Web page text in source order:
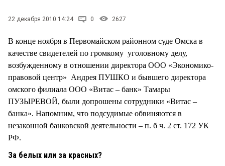
22 декабря 2010 14:24 0 2627
В конце ноября в Первомайском районном суде Омска в
качестве свидетелей по громкому уголовному делу,
возбужденному в отношении директора ООО «Экономико-
правовой центр» Андрея ПУШКО и бывшего директора
омского филиала ООО «Витас – банк» Тамары
ПУЗЫРЕВОЙ, были допрошены сотрудники «Витас –
банка». Напомним, что подсудимые обвиняются в
незаконной банковской деятельности – п. б ч. 2 ст. 172 УК
РФ.
За белых или за красных?